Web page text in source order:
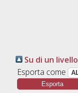
Su di un livello
Esporta come